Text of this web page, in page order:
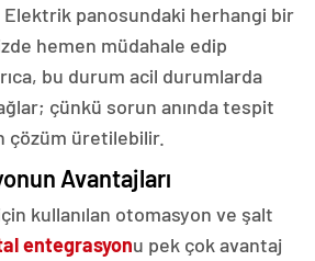
panosundaki herhangi bir
hemen müdahale edip
bu durum acil durumlarda
çünkü sorun anında tespit
çözüm üretilebilir.
Avantajları
kullanılan otomasyon ve şalt
entegrasyonu pek çok avantaj